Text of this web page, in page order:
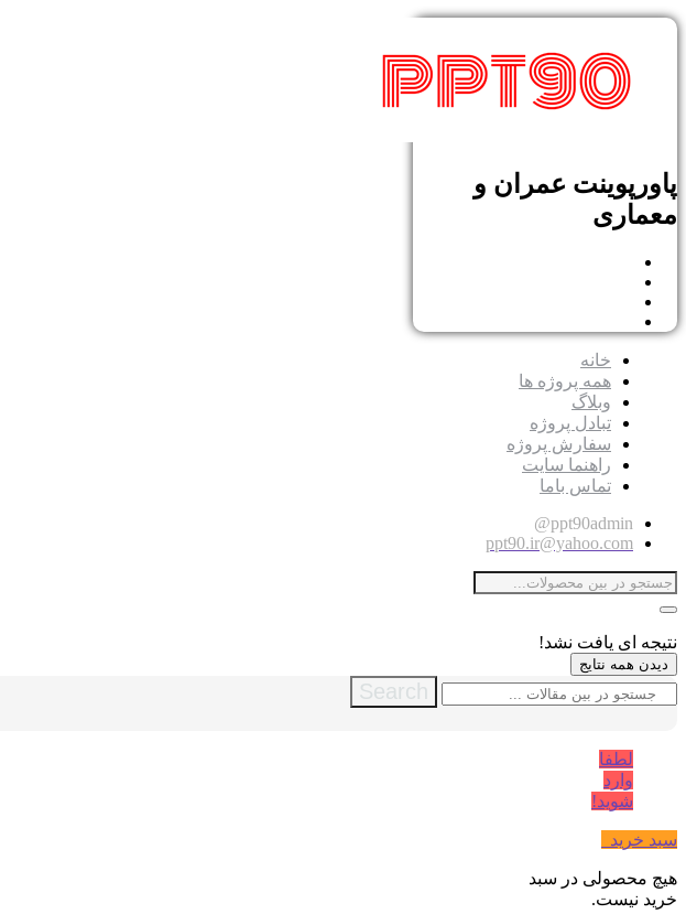
پاورپوینت عمران و
معماری
خانه
همه پروژه ها
وبلاگ
تبادل پروژه
سفارش پروژه
راهنما سایت
تماس باما
ppt90admin@
ppt90.ir@yahoo.com
نتیجه ای یافت نشد!
دیدن همه نتایج
Search
لطفا
وارد
شوید!
سبد خرید
هیچ محصولی در سبد
خرید نیست.